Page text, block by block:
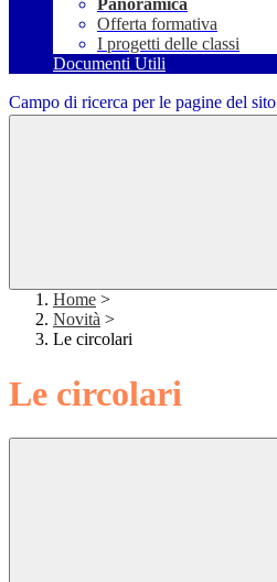
Panoramica
Offerta formativa
I progetti delle classi
Documenti Utili
Campo di ricerca per le pagine del sito
Home >
Novità >
Le circolari
Le circolari